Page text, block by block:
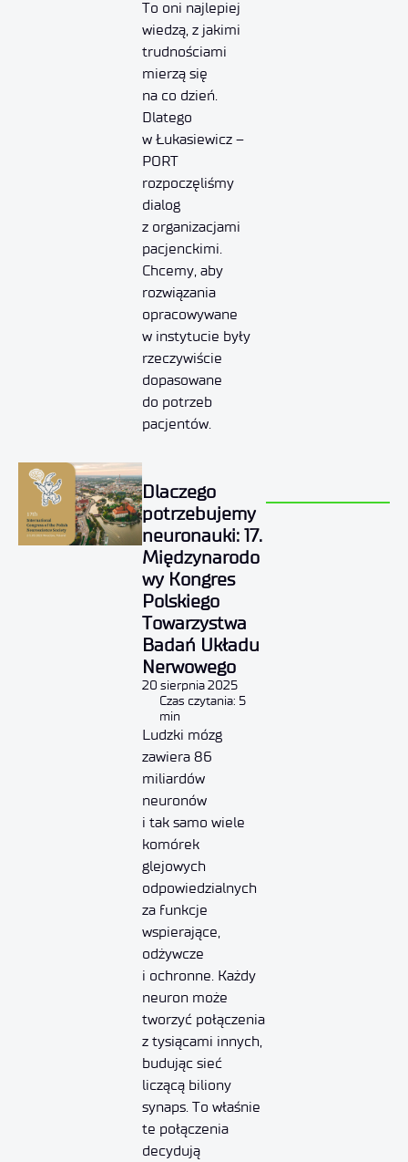
To oni najlepiej
wiedzą, z jakimi
trudnościami
mierzą się
na co dzień.
Dlatego
w Łukasiewicz –
PORT
rozpoczęliśmy
dialog
z organizacjami
pacjenckimi.
Chcemy, aby
rozwiązania
opracowywane
w instytucie były
rzeczywiście
dopasowane
do potrzeb
pacjentów.
Dlaczego
potrzebujemy
neuronauki: 17.
Międzynarodo
wy Kongres
Polskiego
Towarzystwa
Badań Układu
Nerwowego
20 sierpnia 2025
Czas czytania: 5
min
Ludzki mózg
zawiera 86
miliardów
neuronów
i tak samo wiele
komórek
glejowych
odpowiedzialnych
za funkcje
wspierające,
odżywcze
i ochronne. Każdy
neuron może
tworzyć połączenia
z tysiącami innych,
budując sieć
liczącą biliony
synaps. To właśnie
te połączenia
decydują